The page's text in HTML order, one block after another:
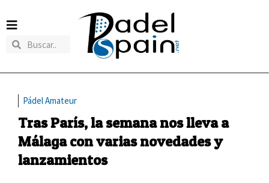
Pádel Amateur
Tras París, la semana nos lleva a
Málaga con varias novedades y
lanzamientos